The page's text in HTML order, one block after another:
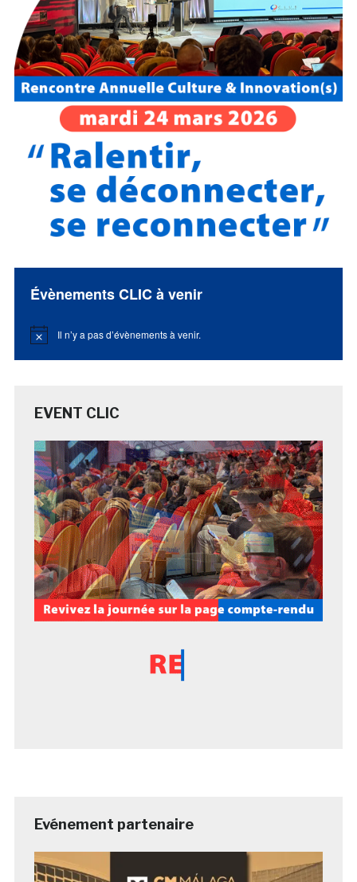
Évènements CLIC à venir
Notice Il n’y a pas d’évènements à venir.
EVENT CLIC
Evénement partenaire